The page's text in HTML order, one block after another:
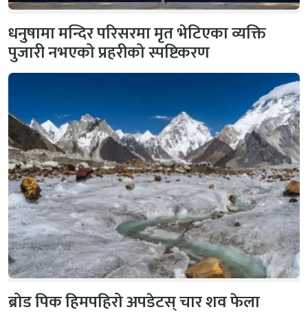
धनुषामा मन्दिर परिसरमा मृत भेटिएका व्यक्ति
पुजारी नभएको प्रहरीको स्पष्टिकरण
ब्रोड पिक हिमपहिरो अपडेटस् चार शव फेला